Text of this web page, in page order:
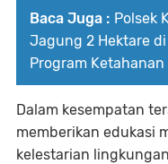
Baca Juga : Polsek
Jagung 2 Hektare
Program
Dalam kesempatan
memberikan edukasi
kelestarian